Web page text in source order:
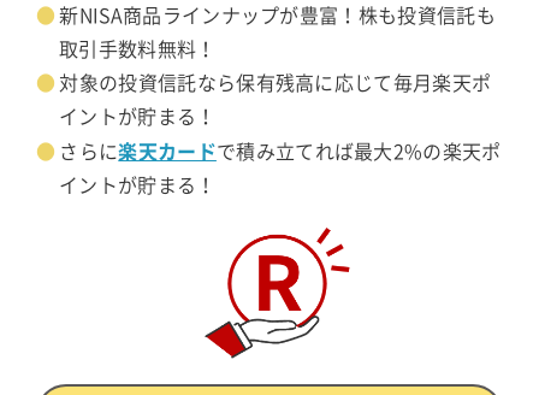
新NISA商品ラインナップが豊富！株も投資信託も
取引手数料無料！
対象の投資信託なら保有残高に応じて毎月楽天ポ
イントが貯まる！
さらに楽天カードで積み立てれば最大2%の楽天ポ
イントが貯まる！